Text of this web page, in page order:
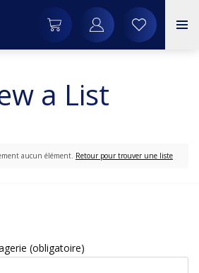
a List
aucun élément. Retour pour trouver une liste
(obligatoire)